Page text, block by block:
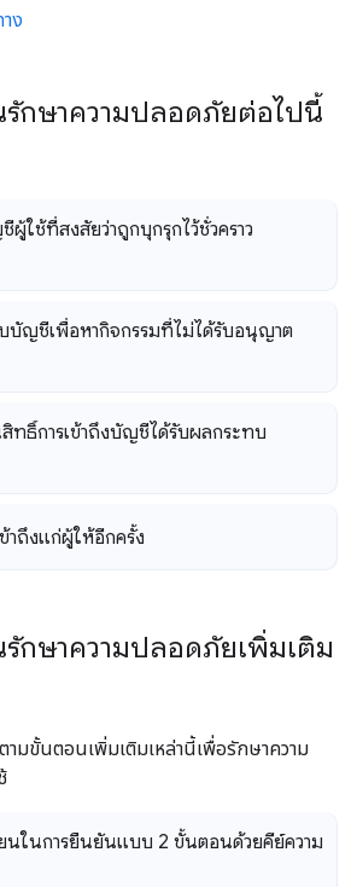
ง
กษาความปลอดภัยต่อไปนี้
ใช้ที่สงสัยว่าถูกบุกรุกไว้ชั่วคราว
บัญชีเพื่อหากิจกรรมที่ไม่ได้รับอนุญาต
ทธิ์การเข้าถึงบัญชีได้รับผลกระทบ
ถึงแก่ผู้ให้อีกครั้ง
กษาความปลอดภัยเพิ่มเติม
ามขั้นตอนเพิ่มเติมเหล่านี้เพื่อรักษาความ
นในการยืนยันแบบ 2 ขั้นตอนด้วยคีย์ความ